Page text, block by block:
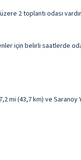
2 toplantı odası
için belirli saatlerde
(43,7 km) ve Saranoy